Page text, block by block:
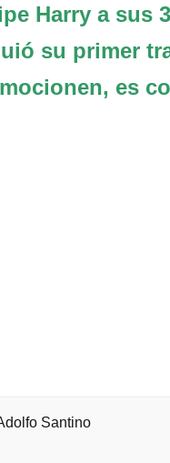
Harry a sus
su primer
es
Santino